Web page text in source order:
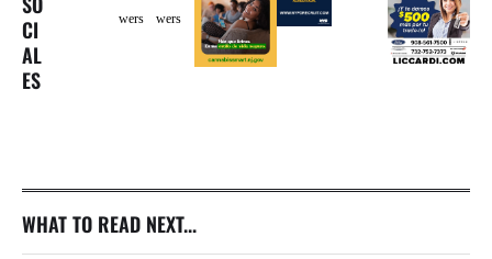
CI
AL
ES
wers
wers
WHAT TO READ NEXT...